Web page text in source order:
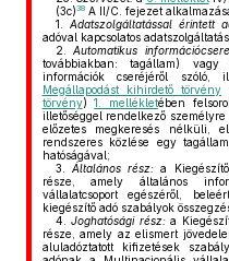
(3c)38A II/C. fejezet
1.
Adatszolgáltatással érintett
adóval kapcsolatos
2.
Automatikus
továbbiakban: tagállam) vagy
információk cseréjéről szóló,
Megállapodást kihirdető törvény
törvény)1. mellékletében
illetőséggel rendelkező
előzetes megkeresés nélküli,
rendszeres közlése egy
hatóságával;
3.
Általános rész:a
része, amely általános
vállalatcsoport egészéről,
kiegészítő adó szabályok
4.
Joghatósági rész:a
része, amely az elismert
aluladóztatott kifizetések